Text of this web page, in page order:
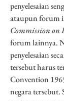
penyelesaian
ataupun forum
Commission
forum lainnya.
penyelesaian
tersebut harus
Convention
negara